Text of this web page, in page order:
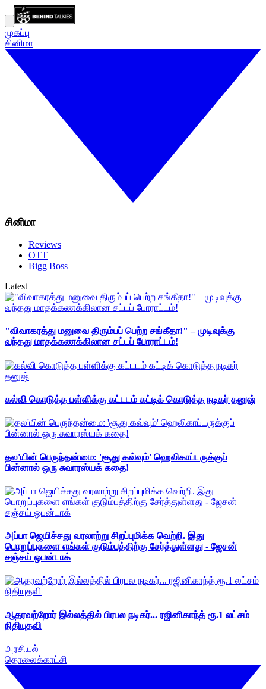
முகப்பு
சினிமா
சினிமா
Reviews
OTT
Bigg Boss
Latest
"விவாகரத்து மனுவை திரும்பப் பெற்ற சங்கீதா!" – முடிவுக்கு
வந்தது மாதக்கணக்கிலான சட்டப் போராட்டம்!
கல்வி கொடுத்த பள்ளிக்கு கட்டடம் கட்டிக் கொடுத்த நடிகர் தனுஷ்
தல'யின் பெருந்தன்மை: 'சூது கவ்வும்' ஹெலிகாப்டருக்குப்
பின்னால் ஒரு சுவாரஸ்யக் கதை!
அப்பா ஜெயிச்சது வரலாற்று சிறப்புமிக்க வெற்றி. இது
பொறுப்புகளை எங்கள் குடும்பத்திற்கு சேர்த்துள்ளது - ஜேசன்
சஞ்சய் ஒபன்டாக்
ஆதரவற்றோர் இல்லத்தில் பிரபல நடிகர்... ரஜினிகாந்த் ரூ.1 லட்சம்
நிதியுதவி
அரசியல்
தொலைக்காட்சி